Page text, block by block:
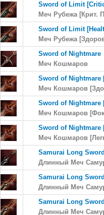
Sword of Limit
Меч Рубежа [Крит.
Sword of Limit
Меч Рубежа
Sword of Nightmare
Меч Кошмаров
Sword of Nightmare
Меч Кошмаров
Sword of Nightmare
Меч Кошмаров
Sword of Nightmare
Меч Кошмаров
Samurai Long Sword
Длинный Меч
Samurai Long
Длинный Меч
Samurai Long
Длинный Меч